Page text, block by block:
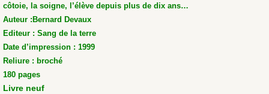
côtoie, la soigne, l’élève depuis plus de dix ans…
Auteur :Bernard Devaux
Editeur : Sang de la terre
Date d’impression : 1999
Reliure : broché
180 pages
Livre neuf